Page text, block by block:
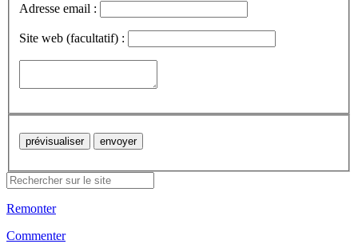
Adresse email :
Site web (facultatif) :
Remonter
Commenter